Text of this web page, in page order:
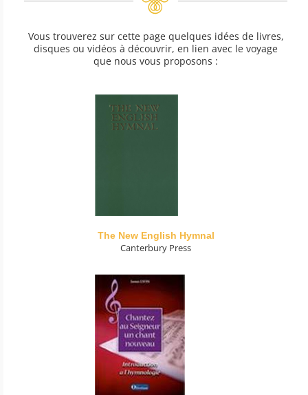
Vous trouverez sur cette page quelques idées de livres,
disques ou vidéos à découvrir, en lien avec le voyage
que nous vous proposons :
The New English Hymnal
Canterbury Press